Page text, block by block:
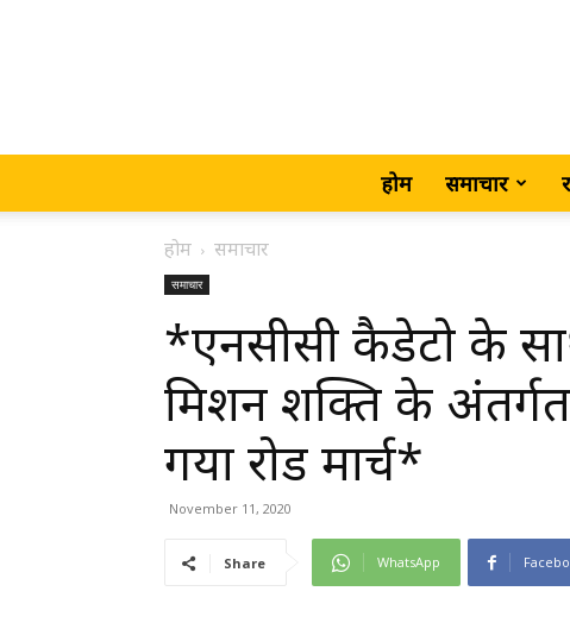
होम समाचार
होम समाचार
समाचार
*एनसीसी कैडेटो के
मिशन शक्ति के
गया रोड मार्च*
November 11, 2020
Share WhatsApp